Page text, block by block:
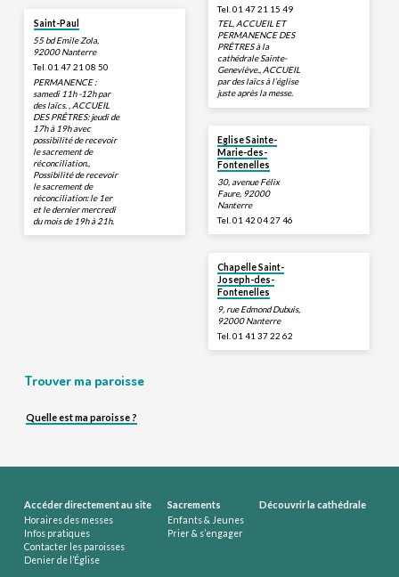
Saint-Paul
55 bd Emile Zola,
92000 Nanterre
Tel. 01 47 21 08 50
PERMANENCE :
samedi 11h -12h par
des laïcs. , ACCUEIL
DES PRÊTRES: jeudi de
17h à 19h avec
possibilité de recevoir
le sacrement de
réconciliation.,
Possibilité de recevoir
le sacrement de
réconciliation: le 1er
et le dernier mercredi
du mois de 19h à 21h.
Tel. 01 47 21 15 49
TEL, ACCUEIL ET
PERMANENCE DES
PRÊTRES à la
cathédrale Sainte-
Geneviève., ACCUEIL
par des laïcs à l’église
juste après la messe.
Eglise Sainte-
Marie-des-
Fontenelles
30, avenue Félix
Faure, 92000
Nanterre
Tel. 01 42 04 27 46
Chapelle Saint-
Joseph-des-
Fontenelles
9, rue Edmond Dubuis,
92000 Nanterre
Tel. 01 41 37 22 62
Trouver ma paroisse
Quelle est ma paroisse ?
Accéder directement au site
Horaires des messes
Infos pratiques
Contacter les paroisses
Denier de l’Église
Sacrements
Enfants & Jeunes
Prier & s’engager
Découvrir la cathédrale